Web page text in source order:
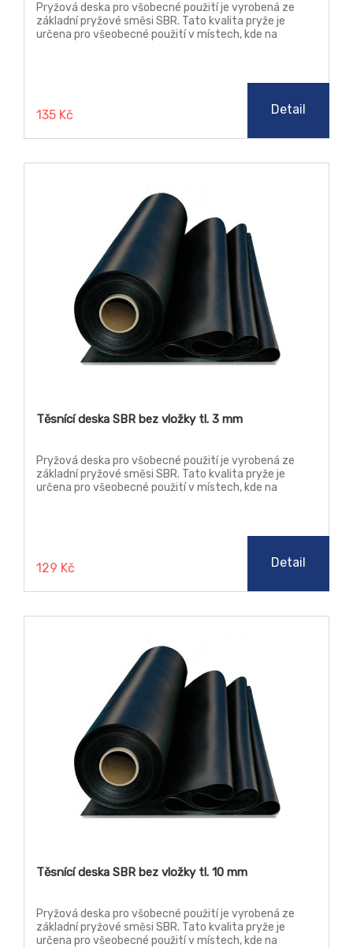
Pryžová deska pro všobecné použití je vyrobená ze
základní pryžové směsi SBR. Tato kvalita pryže je
určena pro všeobecné použití v místech, kde na
135 Kč Detail
Těsnící deska SBR bez vložky tl. 3 mm
Pryžová deska pro všobecné použití je vyrobená ze
základní pryžové směsi SBR. Tato kvalita pryže je
určena pro všeobecné použití v místech, kde na
129 Kč Detail
Těsnící deska SBR bez vložky tl. 10 mm
Pryžová deska pro všobecné použití je vyrobená ze
základní pryžové směsi SBR. Tato kvalita pryže je
určena pro všeobecné použití v místech, kde na